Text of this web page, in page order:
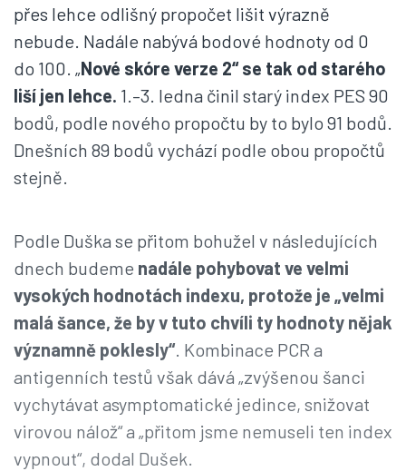
přes lehce odlišný propočet lišit výrazně
nebude. Nadále nabývá bodové hodnoty od 0
do 100. „Nové skóre verze 2“ se tak od starého
liší jen lehce. 1.–3. ledna činil starý index PES 90
bodů, podle nového propočtu by to bylo 91 bodů.
Dnešních 89 bodů vychází podle obou propočtů
stejně.
Podle Duška se přitom bohužel v následujících
dnech budeme nadále pohybovat ve velmi
vysokých hodnotách indexu, protože je „velmi
malá šance, že by v tuto chvíli ty hodnoty nějak
významně poklesly“. Kombinace PCR a
antigenních testů však dává „zvýšenou šanci
vychytávat asymptomatické jedince, snižovat
virovou nálož“ a „přitom jsme nemuseli ten index
vypnout“, dodal Dušek.